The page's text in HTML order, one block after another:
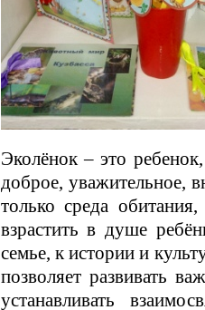
Эколёнок – это
доброе, уважительное,
только среда
взрастить в душе
семье, к истории и
позволяет развивать
устанавливать